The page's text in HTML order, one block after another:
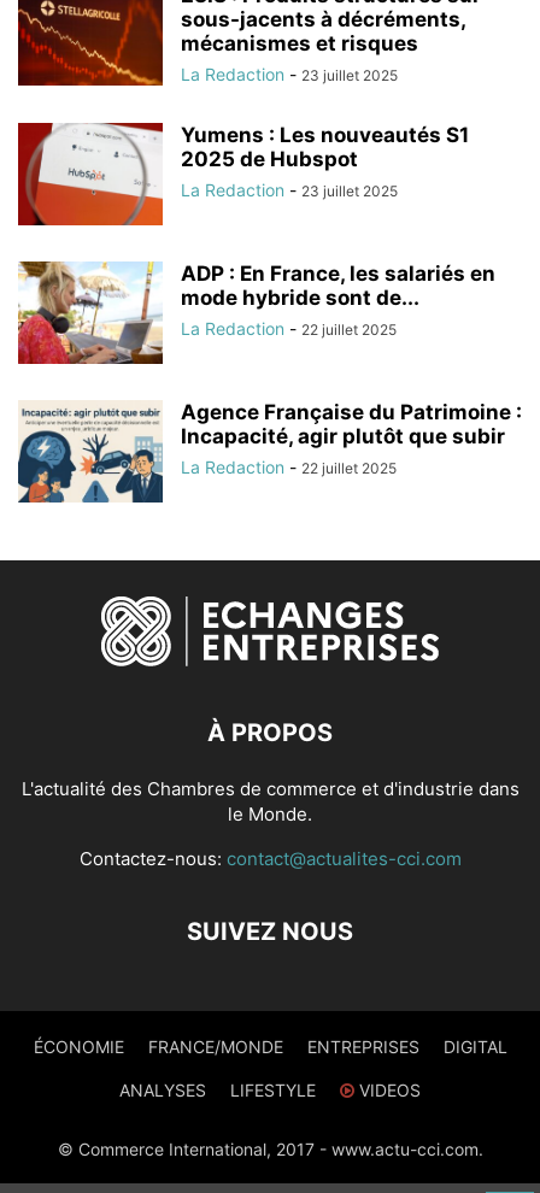
sous-jacents à décréments,
mécanismes et risques
La Redaction - 23 juillet 2025
Yumens : Les nouveautés S1
2025 de Hubspot
La Redaction - 23 juillet 2025
ADP : En France, les salariés en
mode hybride sont de...
La Redaction - 22 juillet 2025
Agence Française du Patrimoine :
Incapacité, agir plutôt que subir
La Redaction - 22 juillet 2025
À PROPOS
L'actualité des Chambres de commerce et d'industrie dans
le Monde.
Contactez-nous: contact@actualites-cci.com
SUIVEZ NOUS
ÉCONOMIE FRANCE/MONDE ENTREPRISES DIGITAL
ANALYSES LIFESTYLE VIDEOS
© Commerce International, 2017 - www.actu-cci.com.